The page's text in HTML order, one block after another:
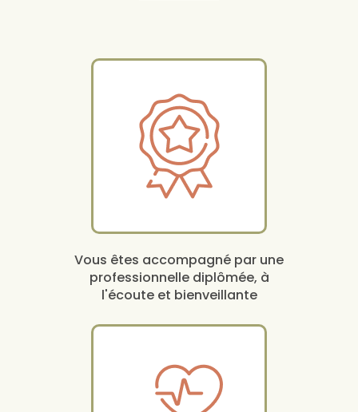
Vous êtes accompagné par une
professionnelle diplômée, à
l'écoute et bienveillante